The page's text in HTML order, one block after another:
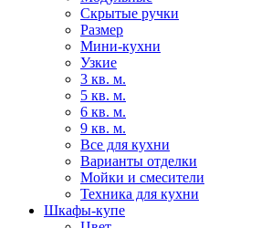
Скрытые ручки
Размер
Мини-кухни
Узкие
3 кв. м.
5 кв. м.
6 кв. м.
9 кв. м.
Все для кухни
Варианты отделки
Мойки и смесители
Техника для кухни
Шкафы-купе